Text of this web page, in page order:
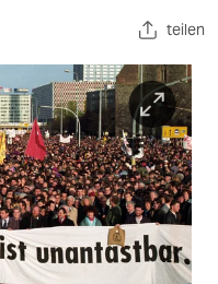
teilen